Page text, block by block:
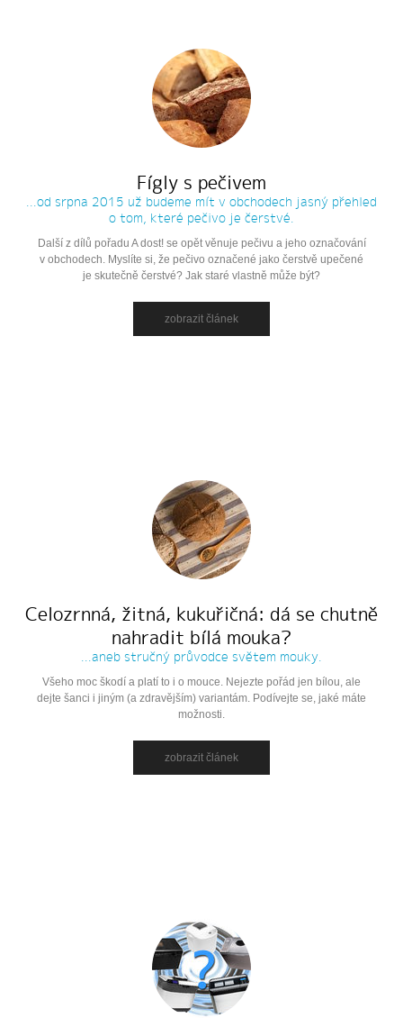
Fígly s pečivem
...od srpna 2015 už budeme mít v obchodech jasný přehled
o tom, které pečivo je čerstvé.
Další z dílů pořadu A dost! se opět věnuje pečivu a jeho označování
v obchodech. Myslíte si, že pečivo označené jako čerstvě upečené
je skutečně čerstvé? Jak staré vlastně může být?
zobrazit článek
Celozrnná, žitná, kukuřičná: dá se chutně
nahradit bílá mouka?
...aneb stručný průvodce světem mouky.
Všeho moc škodí a platí to i o mouce. Nejezte pořád jen bílou, ale
dejte šanci i jiným (a zdravějším) variantám. Podívejte se, jaké máte
možnosti.
zobrazit článek